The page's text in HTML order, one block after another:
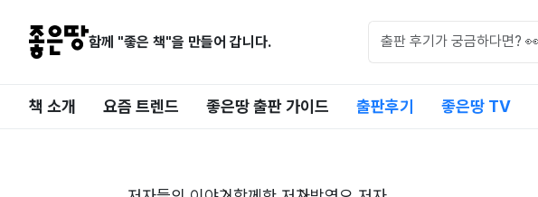
함께 "좋은 책"을 만들어 갑니다.
책 소개 요즘 트렌드 좋은땅 출판 가이드 출판후기 좋은땅 TV